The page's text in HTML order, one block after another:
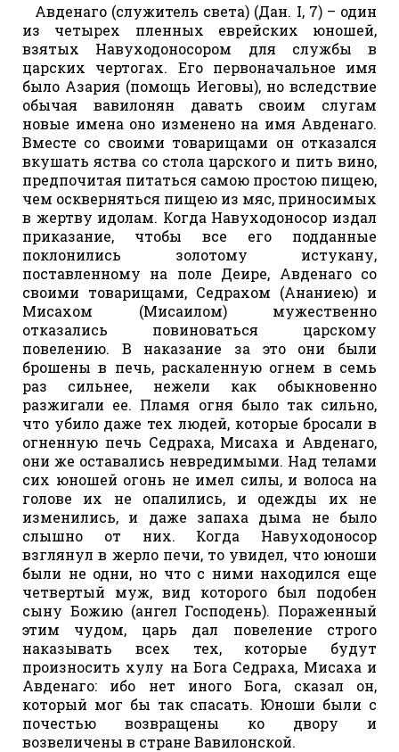
Авденаго (служитель света) (Дан. I, 7) – один
из четырех пленных еврейских юношей,
взятых Навуходоносором для службы в
царских чертогах. Его первоначальное имя
было Азария (помощь Иеговы), но вследствие
обычая вавилонян давать своим слугам
новые имена оно изменено на имя Авденаго.
Вместе со своими товарищами он отказался
вкушать яства со стола царского и пить вино,
предпочитая питаться самою простою пищею,
чем оскверняться пищею из мяс, приносимых
в жертву идолам. Когда Навуходоносор издал
приказание, чтобы все его подданные
поклонились золотому истукану,
поставленному на поле Деире, Авденаго со
своими товарищами, Седрахом (Ананиею) и
Мисахом (Мисаилом) мужественно
отказались повиноваться царскому
повелению. В наказание за это они были
брошены в печь, раскаленную огнем в семь
раз сильнее, нежели как обыкновенно
разжигали ее. Пламя огня было так сильно,
что убило даже тех людей, которые бросали в
огненную печь Седраха, Мисаха и Авденаго,
они же оставались невредимыми. Над телами
сих юношей огонь не имел силы, и волоса на
голове их не опалились, и одежды их не
изменились, и даже запаха дыма не было
слышно от них. Когда Навуходоносор
взглянул в жерло печи, то увидел, что юноши
были не одни, но что с ними находился еще
четвертый муж, вид которого был подобен
сыну Божию (ангел Господень). Пораженный
этим чудом, царь дал повеление строго
наказывать всех тех, которые будут
произносить хулу на Бога Седраха, Мисаха и
Авденаго: ибо нет иного Бога, сказал он,
который мог бы так спасать. Юноши были с
почестью возвращены ко двору и
возвеличены в стране Вавилонской.